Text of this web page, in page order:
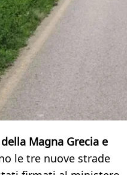
Magna Grecia e
le tre nuove strade